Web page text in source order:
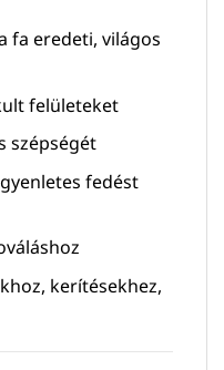
fa eredeti, világos
felületeket
szépségét
fedést
kerítésekhez,